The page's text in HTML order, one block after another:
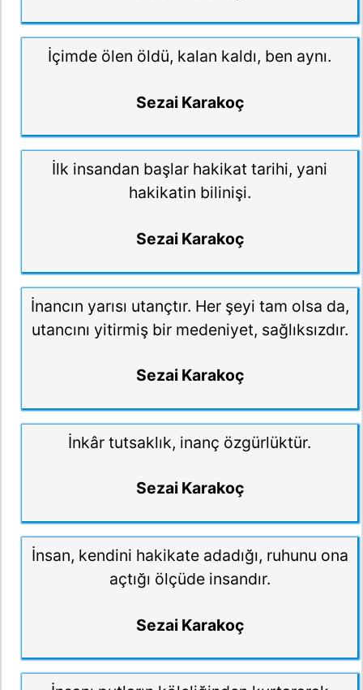
İçimde ölen öldü, kalan kaldı, ben aynı.
Sezai Karakoç
İlk insandan başlar hakikat tarihi, yani
hakikatin bilinişi.
Sezai Karakoç
İnancın yarısı utançtır. Her şeyi tam olsa da,
utancını yitirmiş bir medeniyet, sağlıksızdır.
Sezai Karakoç
İnkâr tutsaklık, inanç özgürlüktür.
Sezai Karakoç
İnsan, kendini hakikate adadığı, ruhunu ona
açtığı ölçüde insandır.
Sezai Karakoç